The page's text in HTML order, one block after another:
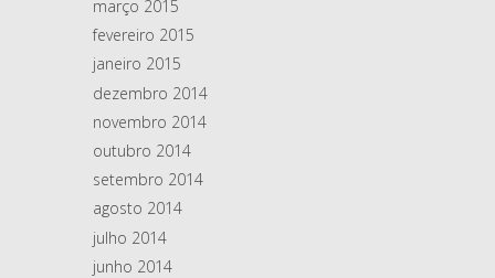
março 2015
fevereiro 2015
janeiro 2015
dezembro 2014
novembro 2014
outubro 2014
setembro 2014
agosto 2014
julho 2014
junho 2014